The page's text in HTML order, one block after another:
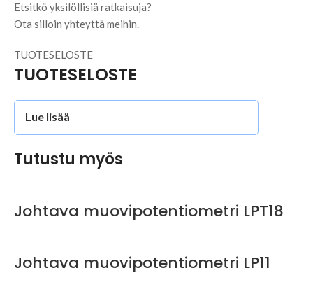
Etsitkö yksilöllisiä ratkaisuja?
Ota silloin yhteyttä meihin.
TUOTESELOSTE
TUOTESELOSTE
Lue lisää
Tutustu myös
Johtava muovipotentiometri LPT18
Johtava muovipotentiometri LP11